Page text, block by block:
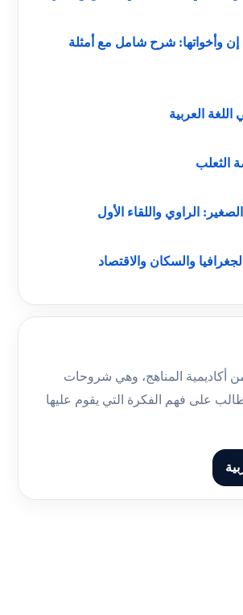
إن وأخواتها: شرح شامل مع أمثلة
العربية
الثعلب
الراوي واللقاء الأول
والسكان والاقتصاد
أكاديمية المناهج، وهي شروحات
على فهم الفكرة التي يقوم عليها